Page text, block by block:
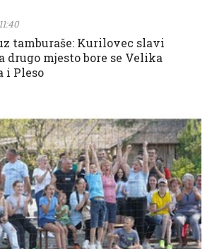
tamburaše: Kurilovec slavi
drugo mjesto bore se Velika
i Pleso